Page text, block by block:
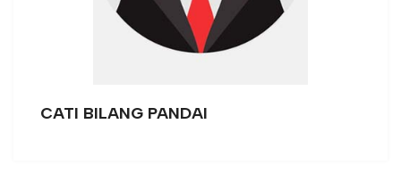
CATI BILANG PANDAI